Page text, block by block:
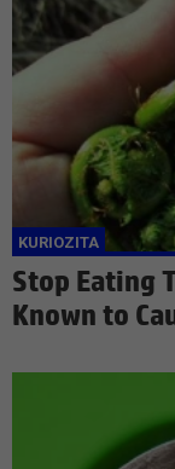
Stop Eating
Known to